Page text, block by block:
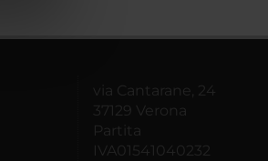
via Cantarane, 24
37129 Verona
Partita
IVA01541040232